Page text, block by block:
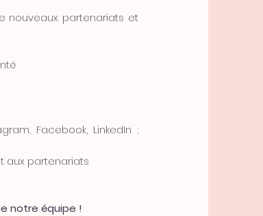
nouveaux partenariats et
Facebook, LinkedIn ;
aux partenariats
notre équipe !